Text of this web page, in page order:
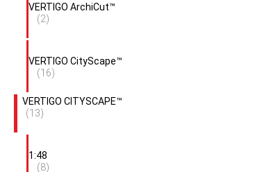
VERTIGO ArchiCut™
(2)
VERTIGO CityScape™
(16)
VERTIGO CITYSCAPE™
(13)
1:48
(8)